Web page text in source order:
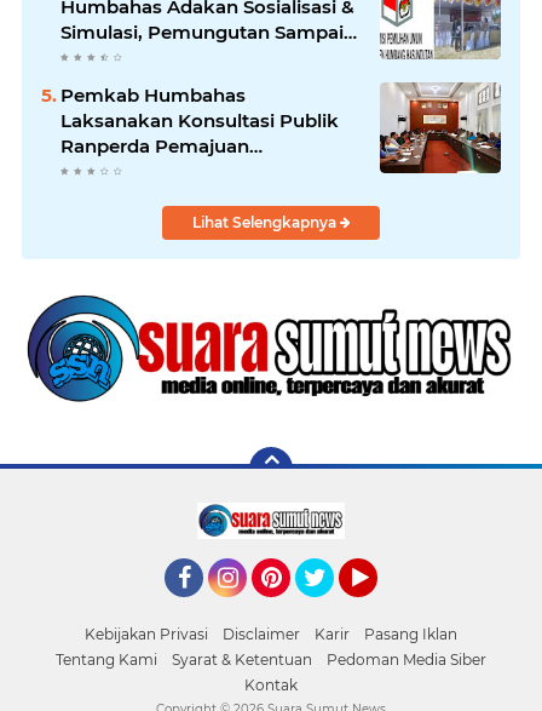
Humbahas Adakan Sosialisasi &
Simulasi, Pemungutan Sampai
Rekapitulasi Suara.
Pemkab Humbahas
Laksanakan Konsultasi Publik
Ranperda Pemajuan
Kebudayaan Daerah
Lihat Selengkapnya
Kebijakan Privasi Disclaimer Karir
Pasang Iklan
Tentang Kami
Syarat & Ketentuan
Pedoman Media Siber
Kontak